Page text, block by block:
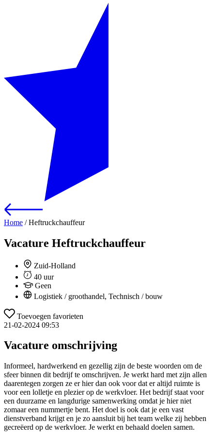
Home /Heftruckchauffeur
Vacature Heftruckchauffeur
Zuid-Holland
40 uur
Geen
Logistiek / groothandel, Technisch / bouw
Toevoegen favorieten
21-02-2024 09:53
Vacature omschrijving
Informeel, hardwerkend en gezellig zijn de beste woorden om de
sfeer binnen dit bedrijf te omschrijven. Je werkt hard met zijn allen
daarentegen zorgen ze er hier dan ook voor dat er altijd ruimte is
voor een lolletje en plezier op de werkvloer. Het bedrijf staat voor
een duurzame en langdurige samenwerking omdat je hier niet
zomaar een nummertje bent. Het doel is ook dat je een vast
dienstverband krijgt en je zo aansluit bij het team welke zij hebben
gecreëerd op de werkvloer. Je werkt en behaald doelen samen.